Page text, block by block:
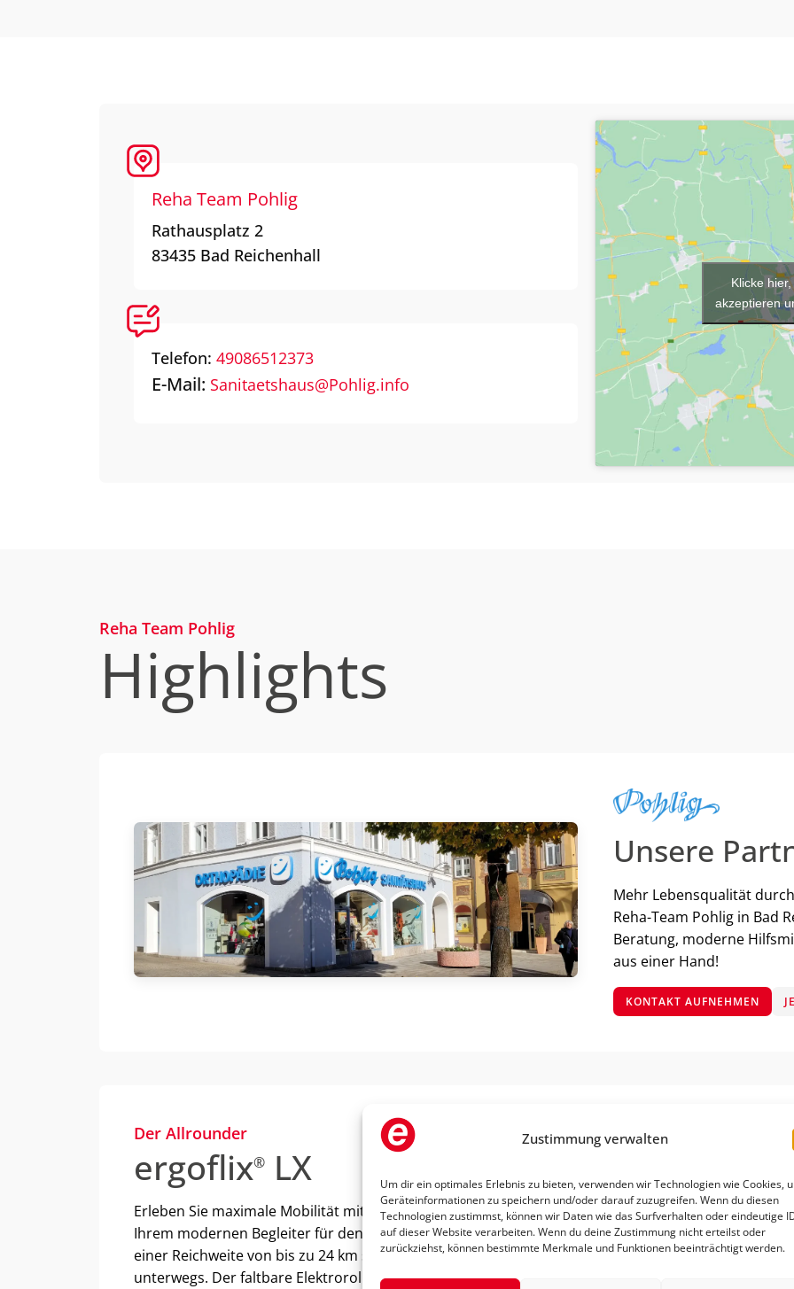
Zustimmung verwalten
Um dir ein optimales Erlebnis zu bieten, verwenden wir Technologien wie Cookies,
Geräteinformationen zu speichern und/oder darauf zuzugreifen. Wenn du diesen
Technologien zustimmst, können wir Daten wie das Surfverhalten oder eindeutige
auf dieser Website verarbeiten. Wenn du deine Zustimmung nicht erteilst oder
zurückziehst, können bestimmte Merkmale und Funktionen beeinträchtigt werden.
Reha Team Pohlig
Rathausplatz 2
83435 Bad Reichenhall
Telefon:49086512373
E-Mail: Sanitaetshaus@Pohlig.info
Klicke
akzeptieren
Reha Team Pohlig
Highlights
Unsere
Mehr Lebensqualität
Reha-Team Pohlig in Bad
Beratung, moderne
aus einer Hand!
KONTAKT AUFNEHMEN
Der Allrounder
ergoflix® LX
Erleben Sie maximale Mobilität mit dem ergoflix Elektrorollstuhl –
Ihrem modernen Begleiter für den Innen- und Außenbereich. Mit
einer Reichweite von bis zu 24 km sind Sie flexibel und unabhängig
unterwegs. Der faltbare Elektrorollstuhl lässt sich in wenigen